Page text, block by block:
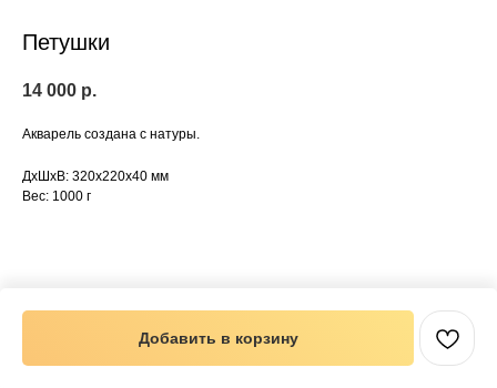
Петушки
14 000 р.
Добавить в корзину
Акварель создана с натуры.
ДxШxВ: 320x220x40 мм
Вес: 1000 г